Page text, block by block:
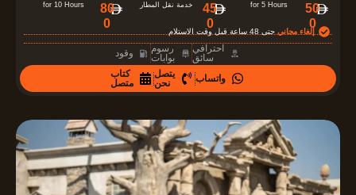
e
4
7
o
u
50
0
for 5 Hours
45
0
خدمة نقل المطار
80
0
for 10 Hours
إلغاء مجانيحتى 48 ساعة قبل وقت الاستلام
احترافي
سائق
رسوم
بوابات
وقود
واتساب
يتصل
نحن
كتاب
متصل